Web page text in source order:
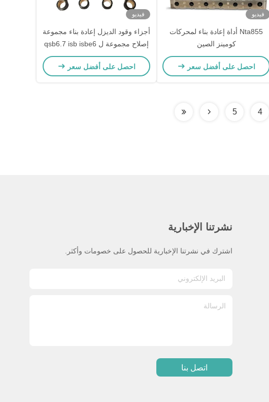
فيديو
Nta855 أداة إعادة بناء لمحركات
كومينز الصين
احصل على أفضل سعر
فيديو
أجزاء وقود الديزل إعادة بناء مجموعة
إصلاح مجموعة ل qsb6.7 isb isbe6
6.7 محرك كومنز
احصل على أفضل سعر
4
5
نشرتنا الإخبارية
اشترك في نشرتنا الإخبارية للحصول على خصومات وأكثر.
اتصل بنا